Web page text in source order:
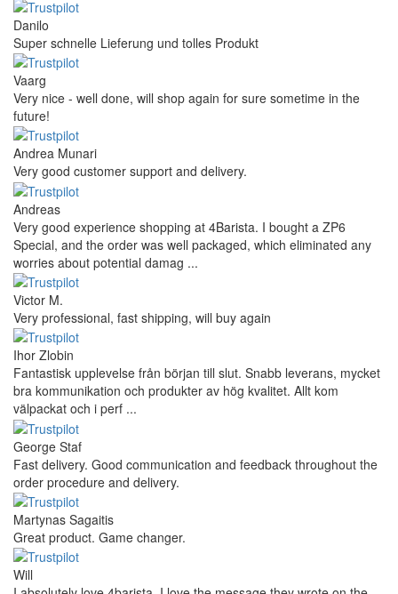
Danilo
Super schnelle Lieferung und tolles Produkt
Vaarg
Very nice - well done, will shop again for sure sometime in the
future!
Andrea Munari
Very good customer support and delivery.
Andreas
Very good experience shopping at 4Barista. I bought a ZP6
Special, and the order was well packaged, which eliminated any
worries about potential damag ...
Victor M.
Very professional, fast shipping, will buy again
Ihor Zlobin
Fantastisk upplevelse från början till slut. Snabb leverans, mycket
bra kommunikation och produkter av hög kvalitet. Allt kom
välpackat och i perf ...
George Staf
Fast delivery. Good communication and feedback throughout the
order procedure and delivery.
Martynas Sagaitis
Great product. Game changer.
Will